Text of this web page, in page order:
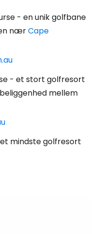
- en unik golfbane
nærCape
- et stort golfresort
mellem
mindste golfresort